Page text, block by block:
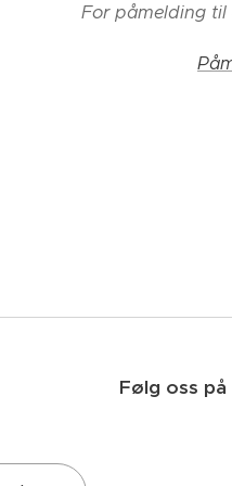
For påmelding til
Følg oss